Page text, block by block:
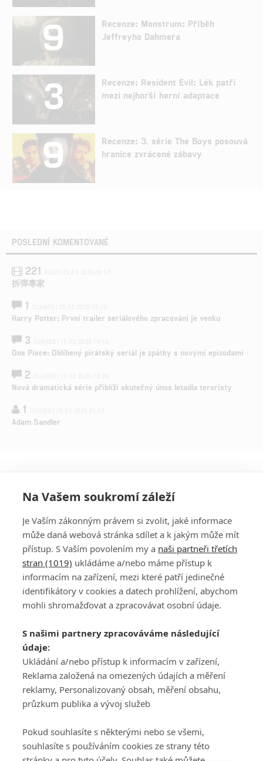
9
Recenze: Monstrum: Příběh
Jeffreyho Dahmera
3
Recenze: Resident Evil: Lék patří
mezi nejhorší herní adaptace
9
Recenze: 3. série The Boys posouvá
hranice zvrácené zábavy
POSLEDNÍ KOMENTOVANÉ
221
拆彈專家
1
Harry Potter: První trailer seriálového zpracování je venku
3
One Piece: Oblíbený pirátský seriál je zpátky s novými epizodami
2
Nová dramatická série přiblíží skutečný únos letadla teroristy
1
Adam Sandler
PŘIHLÁSIT
REGISTROVAT
DISKUZE
Šéfredaktorkou webu jePetr Slavík, e-mailserialy@fandimefilmu.cz
Máte-li zájem o inzerci na našem webu napište nám na e-mail
studio@koncal.com
Ochrana osobních údajů|Zásady používání cookies |Pravidla webu
Upravit nastavení soukromí
Na Vašem soukromí záleží
Je Vaším zákonným právem si zvolit, jaké informace
může daná webová stránka sdílet a k jakým může mít
přístup. S Vaším povolením my a naši partneři třetích
stran (1019) ukládáme a/nebo máme přístup k
informacím na zařízení, mezi které patří jedinečné
identifikátory v cookies a datech prohlížení, abychom
mohli shromažďovat a zpracovávat osobní údaje.
S našimi partnery zpracováváme následující
údaje:
Ukládání a/nebo přístup k informacím v zařízení,
Reklama založená na omezených údajích a měření
reklamy, Personalizovaný obsah, měření obsahu,
průzkum publika a vývoj služeb
Pokud souhlasíte s některými nebo se všemi,
souhlasíte s používáním cookies ze strany této